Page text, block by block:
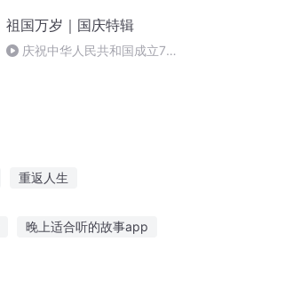
祖国万岁｜国庆特辑
庆祝中华人民共和国成立73
重返人生
晚上适合听的故事app